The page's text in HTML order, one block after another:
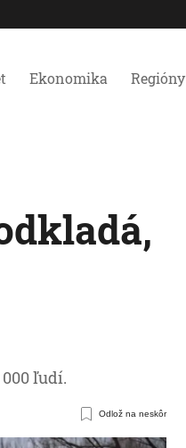
Ekonomika Regióny
ľudí.
Odlož na neskôr